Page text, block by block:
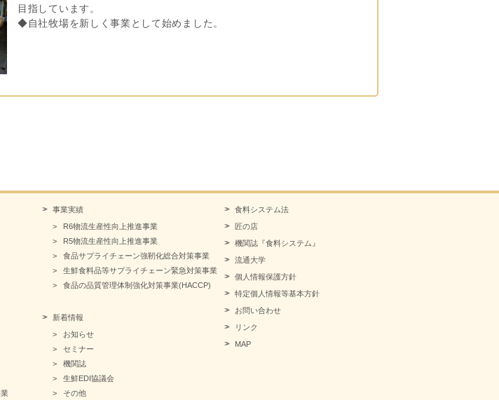
目指しています。
◆自社牧場を新しく事業として始めました。
事業実績
R6物流生産性向上推進事業
R5物流生産性向上推進事業
食品サプライチェーン強靭化総合対策事業
生鮮食料品等サプライチェーン緊急対策事業
食品の品質管理体制強化対策事業(HACCP)
新着情報
お知らせ
セミナー
機関誌
生鮮EDI協議会
その他
食料システム法
匠の店
機関誌『食料システム』
流通大学
個人情報保護方針
特定個人情報等基本方針
お問い合わせ
リンク
MAP